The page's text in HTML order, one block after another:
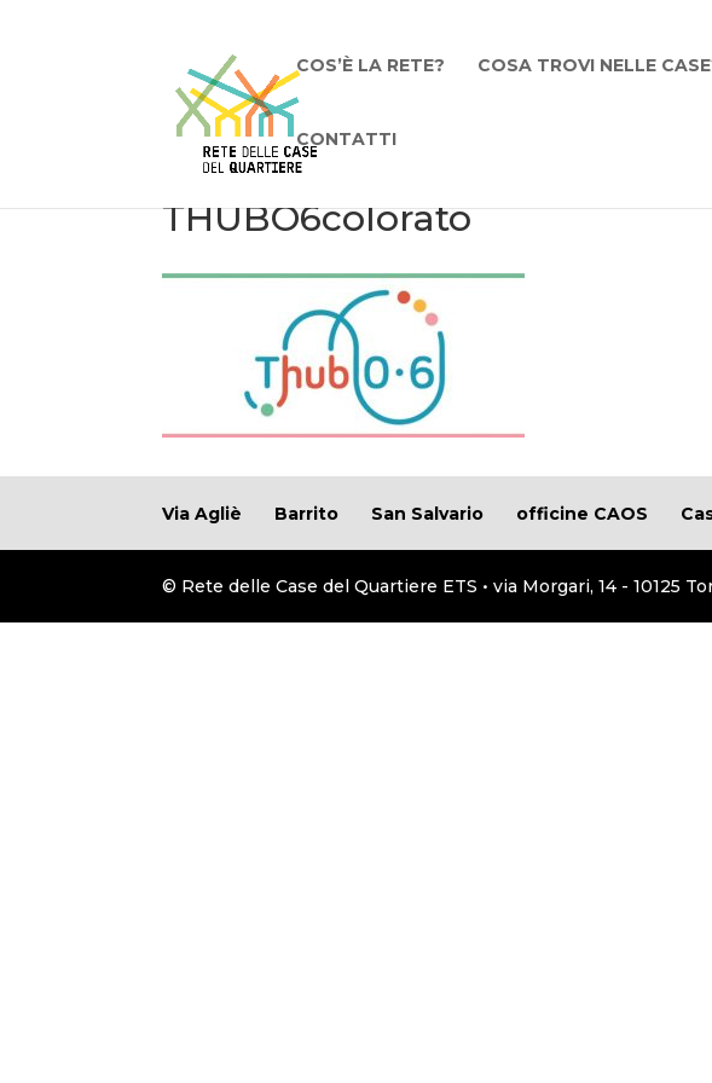
COS’È LA RETE? COSA TROVI NELLE
CONTATTI
THUBO6colorato
Via Agliè Barrito San Salvario officine CAOS
© Rete delle Case del Quartiere ETS • via Morgari, 14 - 10125